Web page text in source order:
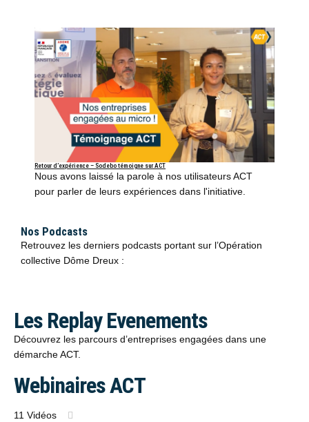
Retour d’expérience – Sodebo témoigne sur ACT
Nous avons laissé la parole à nos utilisateurs ACT
pour parler de leurs expériences dans l'initiative.
Nos Podcasts
Retrouvez les derniers podcasts portant sur l’Opération
collective Dôme Dreux :
Les Replay Evenements
Découvrez les parcours d’entreprises engagées dans une
démarche ACT.
Webinaires ACT
11 Vidéos